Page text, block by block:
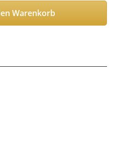
Wert
Warenkorb